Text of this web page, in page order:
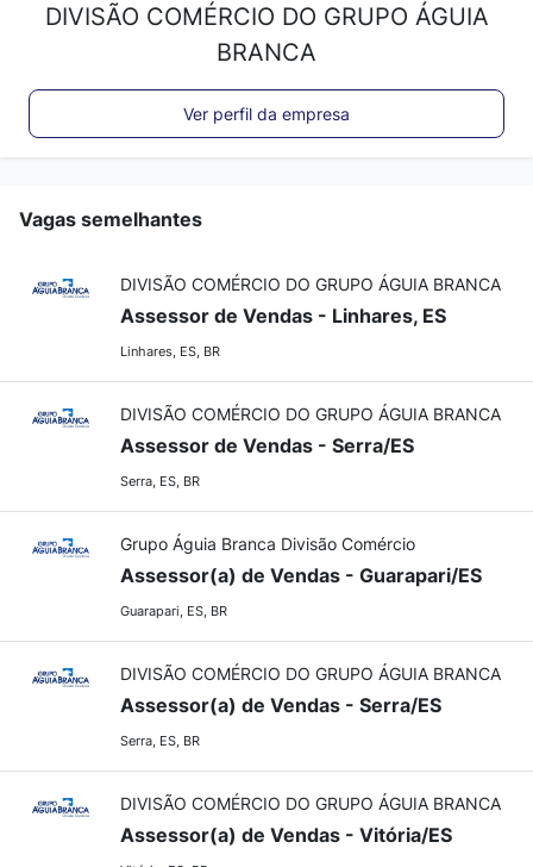
DIVISÃO COMÉRCIO DO GRUPO ÁGUIA
BRANCA
Ver perfil da empresa
Vagas semelhantes
DIVISÃO COMÉRCIO DO GRUPO ÁGUIA BRANCA
Assessor de Vendas - Linhares, ES
Linhares, ES, BR
DIVISÃO COMÉRCIO DO GRUPO ÁGUIA BRANCA
Assessor de Vendas - Serra/ES
Serra, ES, BR
Grupo Águia Branca Divisão Comércio
Assessor(a) de Vendas - Guarapari/ES
Guarapari, ES, BR
DIVISÃO COMÉRCIO DO GRUPO ÁGUIA BRANCA
Assessor(a) de Vendas - Serra/ES
Serra, ES, BR
DIVISÃO COMÉRCIO DO GRUPO ÁGUIA BRANCA
Assessor(a) de Vendas - Vitória/ES